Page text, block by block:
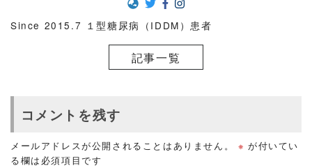
Since 2015.7 １型糖尿病（IDDM）患者
記事一覧
コメントを残す
メールアドレスが公開されることはありません。 ※ が付いてい
る欄は必須項目です